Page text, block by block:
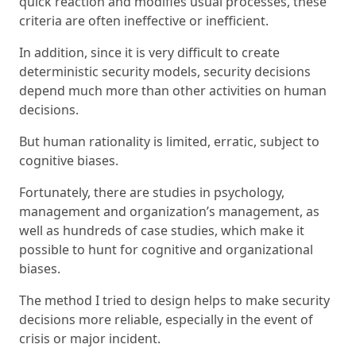
criteria are often ineffective or inefficient.
In addition, since it is very difficult to create
deterministic security models, security decisions
depend much more than other activities on human
decisions.
But human rationality is limited, erratic, subject to
cognitive biases.
Fortunately, there are studies in psychology,
management and organization’s management, as
well as hundreds of case studies, which make it
possible to hunt for cognitive and organizational
biases.
The method I tried to design helps to make security
decisions more reliable, especially in the event of
crisis or major incident.